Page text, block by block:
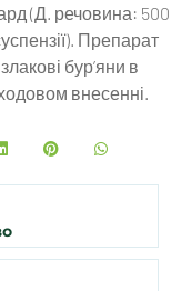
(Д. речовина: 500
Препарат
бур’яни в
внесенні.